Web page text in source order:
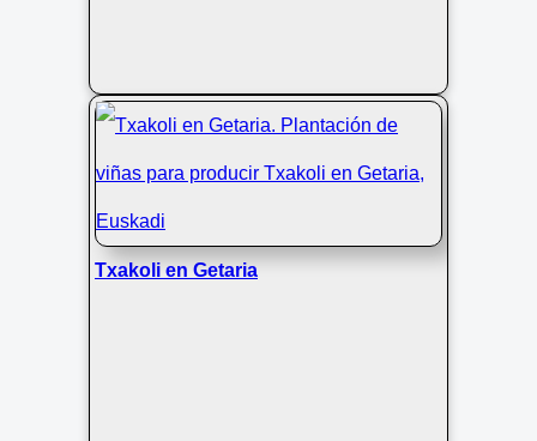
Txakoli en Getaria